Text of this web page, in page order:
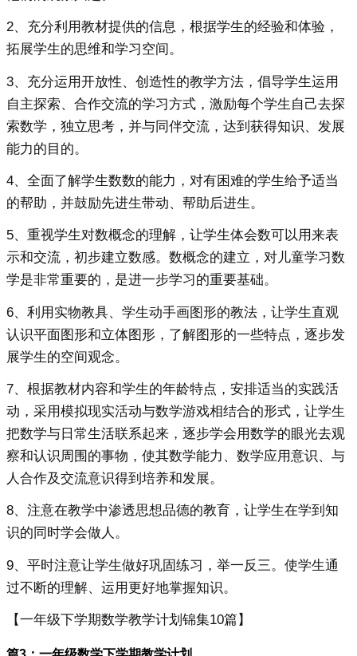
2、充分利用教材提供的信息，根据学生的经验和体验，
拓展学生的思维和学习空间。
3、充分运用开放性、创造性的教学方法，倡导学生运用
自主探索、合作交流的学习方式，激励每个学生自己去探
索数学，独立思考，并与同伴交流，达到获得知识、发展
能力的目的。
4、全面了解学生数数的能力，对有困难的学生给予适当
的帮助，并鼓励先进生带动、帮助后进生。
5、重视学生对数概念的理解，让学生体会数可以用来表
示和交流，初步建立数感。数概念的建立，对儿童学习数
学是非常重要的，是进一步学习的重要基础。
6、利用实物教具、学生动手画图形的教法，让学生直观
认识平面图形和立体图形，了解图形的一些特点，逐步发
展学生的空间观念。
7、根据教材内容和学生的年龄特点，安排适当的实践活
动，采用模拟现实活动与数学游戏相结合的形式，让学生
把数学与日常生活联系起来，逐步学会用数学的眼光去观
察和认识周围的事物，使其数学能力、数学应用意识、与
人合作及交流意识得到培养和发展。
8、注意在教学中渗透思想品德的教育，让学生在学到知
识的同时学会做人。
9、平时注意让学生做好巩固练习，举一反三。使学生通
过不断的理解、运用更好地掌握知识。
【一年级下学期数学教学计划锦集10篇】